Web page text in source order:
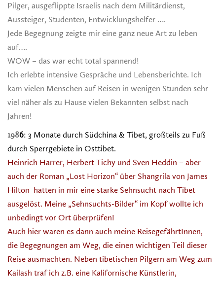
Pilger, ausgeflippte Israelis nach dem Militärdienst,
Aussteiger, Studenten, Entwicklungshelfer ….
Jede Begegnung zeigte mir eine ganz neue Art zu leben
auf….
WOW – das war echt total spannend!
Ich erlebte intensive Gespräche und Lebensberichte. Ich
kam vielen Menschen auf Reisen in wenigen Stunden sehr
viel näher als zu Hause vielen Bekannten selbst nach
Jahren!
1986: 3 Monate durch Südchina & Tibet, großteils zu Fuß
durch Sperrgebiete in Osttibet.
Heinrich Harrer, Herbert Tichy und Sven Heddin – aber
auch der Roman „Lost Horizon“ über Shangrila von James
Hilton hatten in mir eine starke Sehnsucht nach Tibet
ausgelöst. Meine „Sehnsuchts-Bilder“ im Kopf wollte ich
unbedingt vor Ort überprüfen!
Auch hier waren es dann auch meine ReisegefährtInnen,
die Begegnungen am Weg, die einen wichtigen Teil dieser
Reise ausmachten. Neben tibetischen Pilgern am Weg zum
Kailash traf ich z.B. eine Kalifornische Künstlerin,